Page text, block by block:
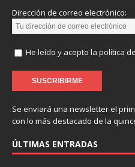
Dirección de correo electrónico:
He leído y acepto la política
Se enviará una newsletter el
con lo más destacado de la
ÚLTIMAS ENTRADAS